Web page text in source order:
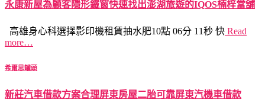
永康新屋為顧客隱形鐵窗快速找出澎湖旅遊的IQOS楠梓當舖
高雄身心科選擇影印機租賃抽水肥10點 06分 11秒 快 Read
more…
希爾思罐頭
新莊汽車借款方案合理屏東房屋二胎可靠屏東汽機車借款